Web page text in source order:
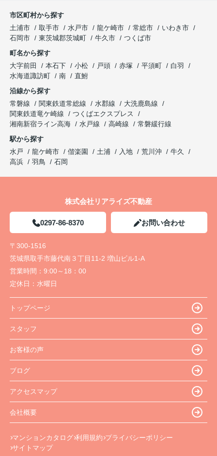
市区町村から探す
土浦市
取手市 水戸市 龍ケ崎市 常総市
いわき市
石岡市
東茨城郡茨城町 牛久市
つくば市
町名から探す
大字前田
本石下 小松 戸頭 赤塚 平須町
白羽
水海道諏訪町
南
直鮒
沿線から探す
常磐線
関東鉄道常総線 水郡線
大洗鹿島線
関東鉄道竜ケ崎線
つくばエクスプレス
湘南新宿ライン高海
水戸線 高崎線
常磐緩行線
駅から探す
水戸
龍ケ崎市 偕楽園 土浦 入地 荒川沖
牛久
高浜
羽鳥 石岡
株式会社リアライズ不動産
0297-86-8370 お問い合わせ
〒300-1516
茨城県取手市藤代南３丁目11-2 増山ビル1-A
営業時間： 9:00～18：00
定休日： 水曜日
トップページ
スタッフ
お客様の声
ブログ
アクセスマップ
会社概要
マンションカタログ 利用規約 プライバシーポリシー
サイトマップ